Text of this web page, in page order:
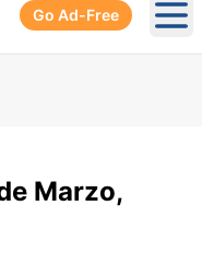
Go Ad-Free
Marzo,